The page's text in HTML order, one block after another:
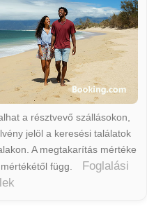
a résztvevő szállásokon,
jelöl a keresési találatok
A megtakarítás mértéke
függ.
Foglalási